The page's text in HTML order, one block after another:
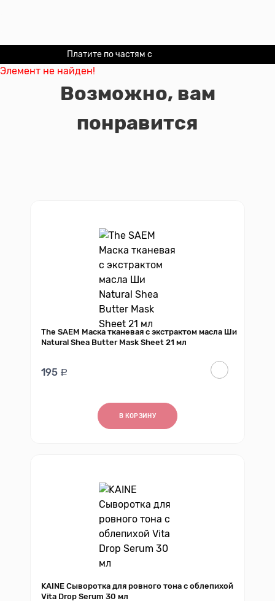
Платите по частям с
Элемент не найден!
Возможно, вам
понравится
The SAEM Маска тканевая с экстрактом масла Ши
Natural Shea Butter Mask Sheet 21 мл
195
В КОРЗИНУ
KAINE Сыворотка для ровного тона с облепихой
Vita Drop Serum 30 мл